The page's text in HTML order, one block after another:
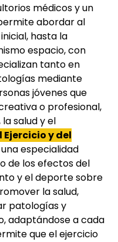
médicos y un
abordar al
hasta la
espacio, con
tanto en
mediante
jóvenes que
o profesional,
salud y el
Ejercicio y del
especialidad
de los efectos del
y el deporte sobre
la salud,
patologías y
adaptándose a cada
que el ejercicio